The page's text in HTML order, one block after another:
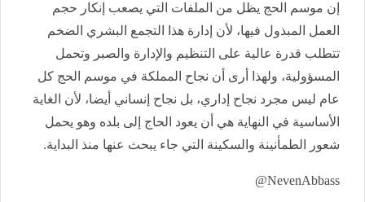
إن موسم الحج يظل من الملفات التي يصعب إنكار حجم
العمل المبذول فيها، لأن إدارة هذا التجمع البشري الضخم
تتطلب قدرة عالية على التنظيم والإدارة والصبر وتحمل
المسؤولية، ولهذا أرى أن نجاح المملكة في موسم الحج كل
عام ليس مجرد نجاح إداري، بل نجاح إنساني أيضا، لأن الغاية
الأساسية في النهاية هي أن يعود الحاج إلى بلده وهو يحمل
شعور الطمأنينة والسكينة التي جاء يبحث عنها منذ البداية.
NevenAbbass@